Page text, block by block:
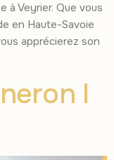
à Veyrier. Que vous
en Haute-Savoie
apprécierez son
I